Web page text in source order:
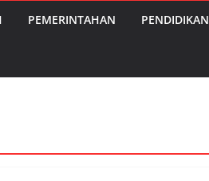
Program MBG, Efektifkan Kantin
PEMERINTAHAN PENDIDIKAN